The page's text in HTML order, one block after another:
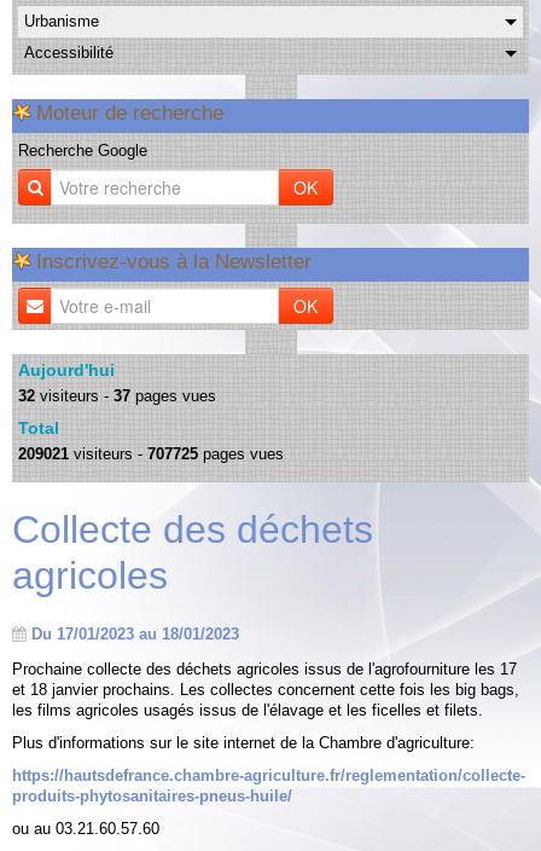
Urbanisme
Accessibilité
Moteur de recherche
Recherche Google
OK
Inscrivez-vous à la Newsletter
OK
Aujourd'hui
32 visiteurs - 37 pages vues
Total
209021 visiteurs - 707725 pages vues
Collecte des déchets
agricoles
Du 17/01/2023 au 18/01/2023
Prochaine collecte des déchets agricoles issus de l'agrofourniture les 17
et 18 janvier prochains. Les collectes concernent cette fois les big bags,
les films agricoles usagés issus de l'élavage et les ficelles et filets.
Plus d'informations sur le site internet de la Chambre d'agriculture:
https://hautsdefrance.chambre-agriculture.fr/reglementation/collecte-
produits-phytosanitaires-pneus-huile/
ou au 03.21.60.57.60